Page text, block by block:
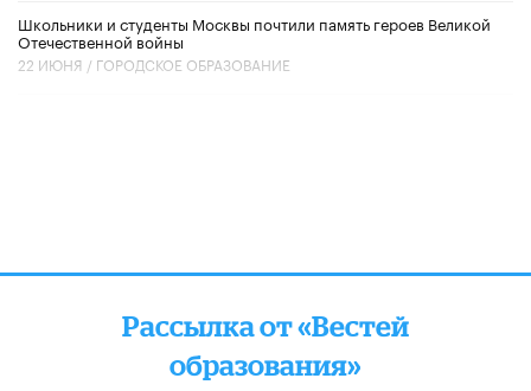
Школьники и студенты Москвы почтили память героев Великой
Отечественной войны
22 ИЮНЯ / ГОРОДСКОЕ ОБРАЗОВАНИЕ
Рассылка от «Вестей
образования»